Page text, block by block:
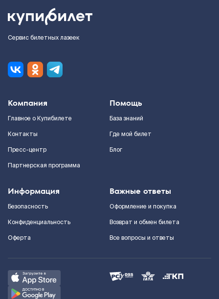
Сервис билетных лазеек
Компания
Главное о Купибилете
Контакты
Пресс-центр
Партнерская программа
Помощь
База знаний
Где мой билет
Блог
Информация
Безопасность
Конфиденциальность
Оферта
Важные ответы
Оформление и покупка
Возврат и обмен билета
Все вопросы и ответы